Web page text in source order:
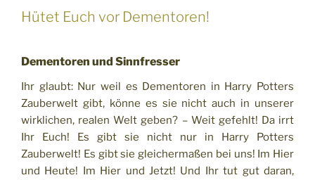
Hütet Euch vor Dementoren!
Dementoren und Sinnfresser
Ihr glaubt: Nur weil es Dementoren in Harry Potters
Zauberwelt gibt, könne es sie nicht auch in unserer
wirklichen, realen Welt geben? – Weit gefehlt! Da irrt
Ihr Euch! Es gibt sie nicht nur in Harry Potters
Zauberwelt! Es gibt sie gleichermaßen bei uns! Im Hier
und Heute! Im Hier und Jetzt! Und Ihr tut gut daran,